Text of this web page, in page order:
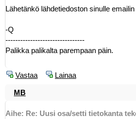
Lähetänkö lähdetiedoston sinulle
-Q
--------------------------------
Palikka palikalta parempaan päin.
Vastaa Lainaa
MB
Aihe: Re: Uusi osa/setti tietokanta